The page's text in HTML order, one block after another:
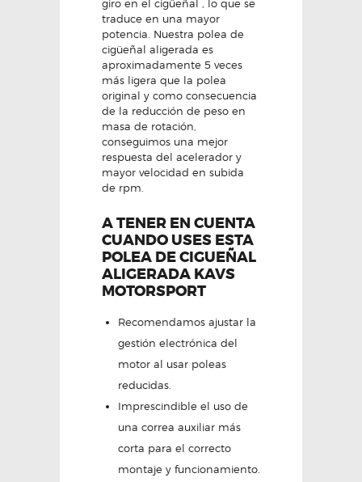
giro en el cigüeñal , lo que se
traduce en una mayor
potencia. Nuestra polea de
cigüeñal aligerada es
aproximadamente 5 veces
más ligera que la polea
original y como consecuencia
de la reducción de peso en
masa de rotación,
conseguimos una mejor
respuesta del acelerador y
mayor velocidad en subida
de rpm.
A TENER EN CUENTA
CUANDO USES ESTA
POLEA DE CIGUEÑAL
ALIGERADA KAVS
MOTORSPORT
Recomendamos ajustar la
gestión electrónica del
motor al usar poleas
reducidas.
Imprescindible el uso de
una correa auxiliar más
corta para el correcto
montaje y funcionamiento.